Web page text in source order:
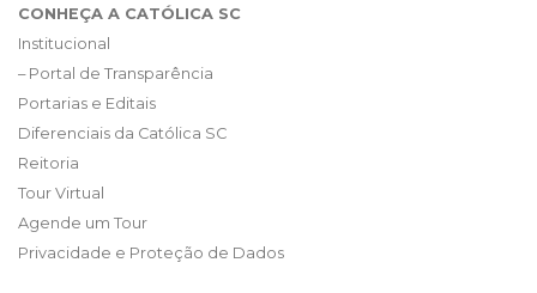
CONHEÇA A CATÓLICA SC
Institucional
– Portal de Transparência
Portarias e Editais
Diferenciais da Católica SC
Reitoria
Tour Virtual
Agende um Tour
Privacidade e Proteção de Dados